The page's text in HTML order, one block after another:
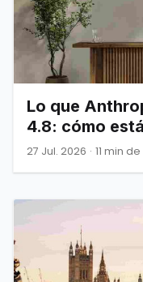
Lo que
4.8: cómo
27 Jul. 2026 · 11 min